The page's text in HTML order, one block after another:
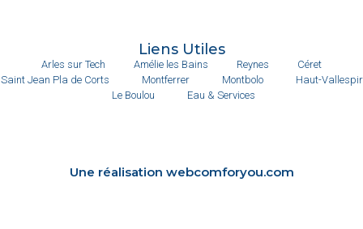
Liens Utiles
Arles sur Tech Amélie les Bains Reynes
Céret
Saint Jean Pla de Corts
Montferrer Montbolo
Haut-Vallespir
Le Boulou
Eau & Services
Une réalisation webcomforyou.com